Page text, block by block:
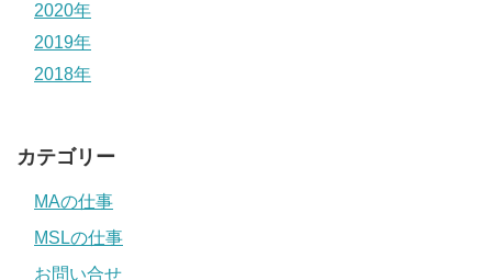
2020年
2019年
2018年
カテゴリー
MAの仕事
MSLの仕事
お問い合せ